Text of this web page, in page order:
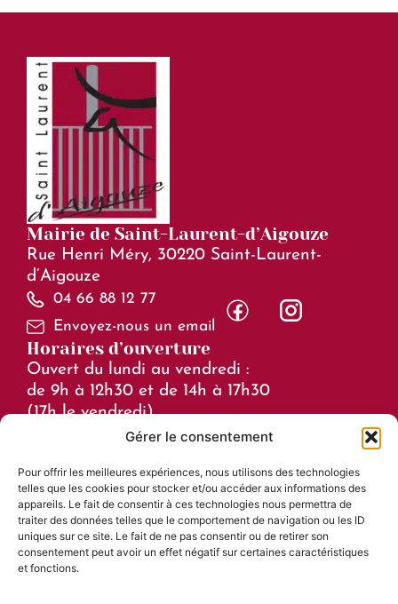
Gérer le consentement
Pour offrir les meilleures expériences, nous utilisons des technologies
telles que les cookies pour stocker et/ou accéder aux informations des
appareils. Le fait de consentir à ces technologies nous permettra de
traiter des données telles que le comportement de navigation ou les ID
uniques sur ce site. Le fait de ne pas consentir ou de retirer son
consentement peut avoir un effet négatif sur certaines caractéristiques
et fonctions.
Mairie de Saint-Laurent-d’Aigouze
Rue Henri Méry, 30220 Saint-Laurent-
d’Aigouze
04 66 88 12 77
Envoyez-nous un email
Horaires d’ouverture
Ouvert du lundi au vendredi :
de 9h à 12h30 et de 14h à 17h30
(17h le vendredi)
de 8h à 15h
Liens utiles
Mentions légales
Accessibilité